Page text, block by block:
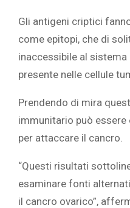
Gli antigeni criptici
come epitopi, che di
inaccessibile al
presente nelle cellule
Prendendo di mira
immunitario può
per attaccare il cancro.
“Questi risultati
esaminare fonti
il cancro ovarico”,